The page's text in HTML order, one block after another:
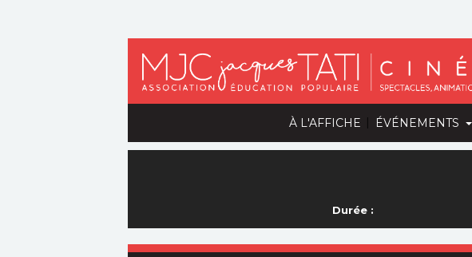
À L'AFFICHE | ÉVÉNEMENTS
Durée :